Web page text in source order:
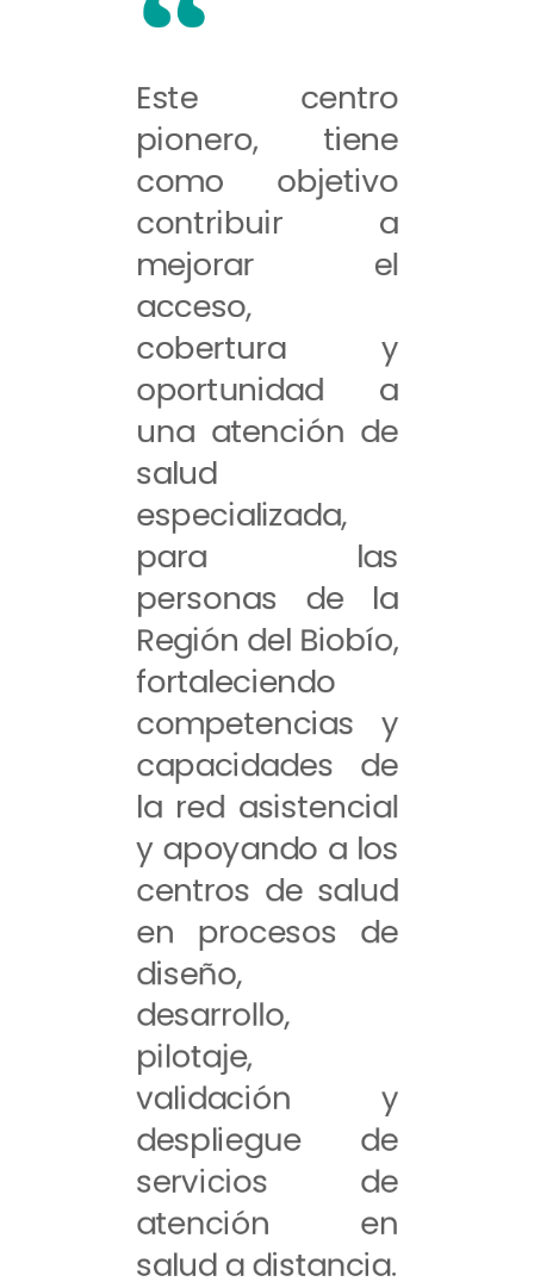
Este centro
pionero, tiene
como objetivo
contribuir a
mejorar el
acceso,
cobertura y
oportunidad a
una atención de
salud
especializada,
para las
personas de la
Región del Biobío,
fortaleciendo
competencias y
capacidades de
la red asistencial
y apoyando a los
centros de salud
en procesos de
diseño,
desarrollo,
pilotaje,
validación y
despliegue de
servicios de
atención en
salud a distancia.